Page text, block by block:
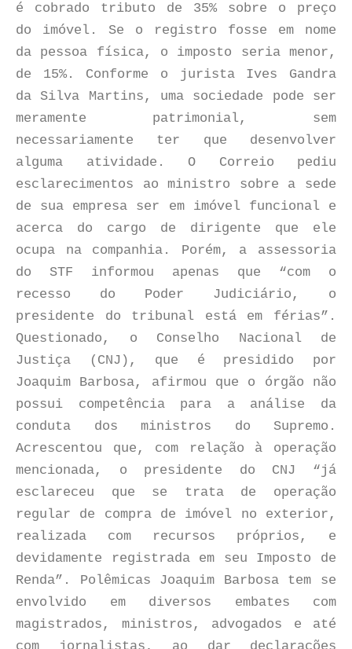
é cobrado tributo de 35% sobre o preço
do imóvel. Se o registro fosse em nome
da pessoa física, o imposto seria menor,
de 15%. Conforme o jurista Ives Gandra
da Silva Martins, uma sociedade pode ser
meramente patrimonial, sem
necessariamente ter que desenvolver
alguma atividade. O Correio pediu
esclarecimentos ao ministro sobre a sede
de sua empresa ser em imóvel funcional e
acerca do cargo de dirigente que ele
ocupa na companhia. Porém, a assessoria
do STF informou apenas que “com o
recesso do Poder Judiciário, o
presidente do tribunal está em férias”.
Questionado, o Conselho Nacional de
Justiça (CNJ), que é presidido por
Joaquim Barbosa, afirmou que o órgão não
possui competência para a análise da
conduta dos ministros do Supremo.
Acrescentou que, com relação à operação
mencionada, o presidente do CNJ “já
esclareceu que se trata de operação
regular de compra de imóvel no exterior,
realizada com recursos próprios, e
devidamente registrada em seu Imposto de
Renda”. Polêmicas Joaquim Barbosa tem se
envolvido em diversos embates com
magistrados, ministros, advogados e até